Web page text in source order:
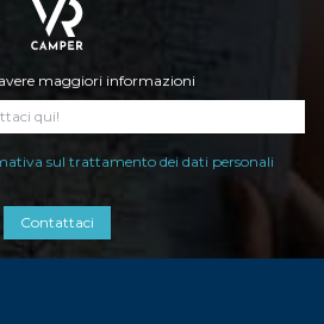
maggiori informazioni
sul trattamento dei dati personali
Contattaci